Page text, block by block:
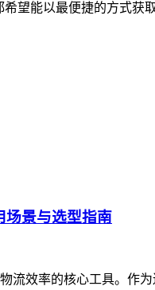
望能以最便捷的方式
场景与选型指南
流效率的核心工具。作